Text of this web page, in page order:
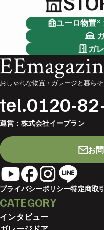
ユーロ物置®
ガ
おしゃれな物置・ガレージと暮らそ
tel.0120-
運営： 株式会社イープラン
お
プライバシーポリシー特定商取
CATEGORY
インタビュー